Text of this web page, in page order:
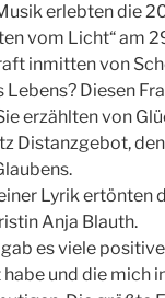
erlebten die
vom Licht“ am
inmitten von
Diesen
erzählten von
Distanzgebot,
Lyrik ertönten
Anja Blauth.
es viele
und die mich